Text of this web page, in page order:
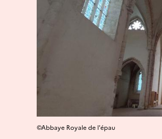
©Abbaye Royale de l'épau